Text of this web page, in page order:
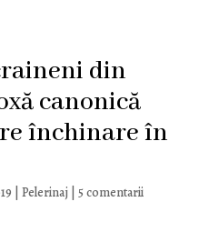
din
canonică
închinare în
Pelerinaj| 5 comentarii